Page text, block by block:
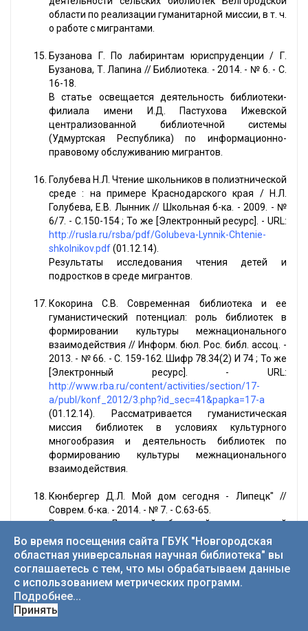
области по реализации гуманитарной миссии, в т. ч.
о работе с мигрантами.
Бузанова Г. По лабиринтам юриспруденции / Г.
Бузанова, Т. Лапина // Библиотека. - 2014. - № 6. - С.
16-18.
В статье освещается деятельность библиотеки-
филиала имени И.Д. Пастухова Ижевской
централизованной библиотечной системы
(Удмуртская Республика) по информационно-
правовому обслуживанию мигрантов.
Голубева Н.Л. Чтение школьников в полиэтнической
среде : на примере Краснодарского края / Н.Л.
Голубева, Е.В. Лынник // Школьная б-ка. - 2009. - №
6/7. - С.150-154 ; То же [Электронный ресурс]. - URL:
http://rusla.ru/rsba/pdf/Golubeva-Lynnik-Chtenie-
shkolnikov.pdf(01.12.14).
Результаты исследования чтения детей и
подростков в среде мигрантов.
Кокорина С.В. Современная библиотека и ее
гуманистический потенциал: роль библиотек в
формировании культуры межнационального
взаимодействия // Информ. бюл. Рос. библ. ассоц. -
2013. - № 66. - С. 159-162. Шифр 78.34(2) И 74 ; То же
[Электронный ресурс]. - URL:
http://www.rba.ru/content/activities/section/17-
a/publ/konf_2012/3.php?id_sec=41&papka=17-a
(01.12.14). Рассматривается гуманистическая
миссия библиотек в условиях культурного
многообразия и деятельность библиотек по
формированию культуры межнационального
взаимодействия.
Кюнбергер Д.Л. Мой дом сегодня - Липецк" //
Соврем. б-ка. - 2014. - № 7. - С.63-65.
Реализация Липецкой областной универсальной
научной библиотекой проекта "Мой дом сегодня -
Липецк", направленного на обучение мигрантов
русскому языку.
Лапичкова В.П. БАРК в системе формирования
библиотечного пространства Карелии // Информ.
бюл. Рос. библ. ассоц. - 2009. - № 51. - С.115-117. -
Во время посещения сайта ГБУК "Новгородская
областная универсальная научная библиотека" вы
соглашаетесь с тем, что мы обрабатываем данные
с использованием метрических программ.
Подробнее...
Принять